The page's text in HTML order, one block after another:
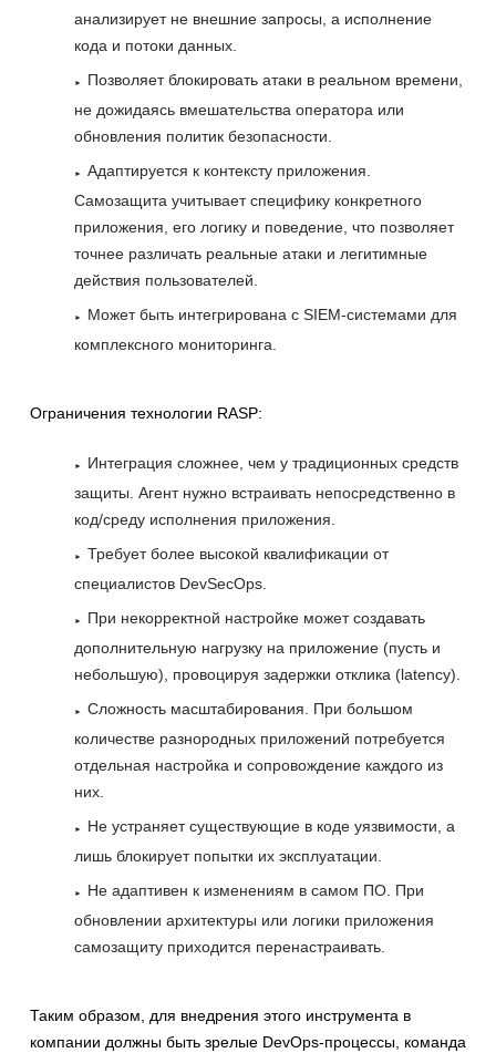
анализирует не внешние запросы, а исполнение
кода и потоки данных.
Позволяет блокировать атаки в реальном времени,
не дожидаясь вмешательства оператора или
обновления политик безопасности.
Адаптируется к контексту приложения.
Самозащита учитывает специфику конкретного
приложения, его логику и поведение, что позволяет
точнее различать реальные атаки и легитимные
действия пользователей.
Может быть интегрирована с SIEM-системами для
комплексного мониторинга.
Ограничения технологии RASP:
Интеграция сложнее, чем у традиционных средств
защиты. Агент нужно встраивать непосредственно в
код/среду исполнения приложения.
Требует более высокой квалификации от
специалистов DevSecOps.
При некорректной настройке может создавать
дополнительную нагрузку на приложение (пусть и
небольшую), провоцируя задержки отклика (latency).
Сложность масштабирования. При большом
количестве разнородных приложений потребуется
отдельная настройка и сопровождение каждого из
них.
Не устраняет существующие в коде уязвимости, а
лишь блокирует попытки их эксплуатации.
Не адаптивен к изменениям в самом ПО. При
обновлении архитектуры или логики приложения
самозащиту приходится перенастраивать.
Таким образом, для внедрения этого инструмента в
компании должны быть зрелые DevOps-процессы, команда